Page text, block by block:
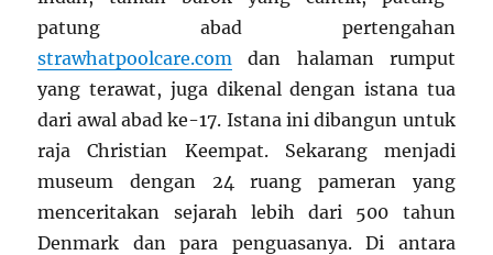
patung abad pertengahan
strawhatpoolcare.com dan halaman rumput
yang terawat, juga dikenal dengan istana tua
dari awal abad ke-17. Istana ini dibangun untuk
raja Christian Keempat. Sekarang menjadi
museum dengan 24 ruang pameran yang
menceritakan sejarah lebih dari 500 tahun
Denmark dan para penguasanya. Di antara